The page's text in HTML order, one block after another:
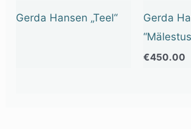
Gerda Hansen „Teel“
Gerda
€450.00